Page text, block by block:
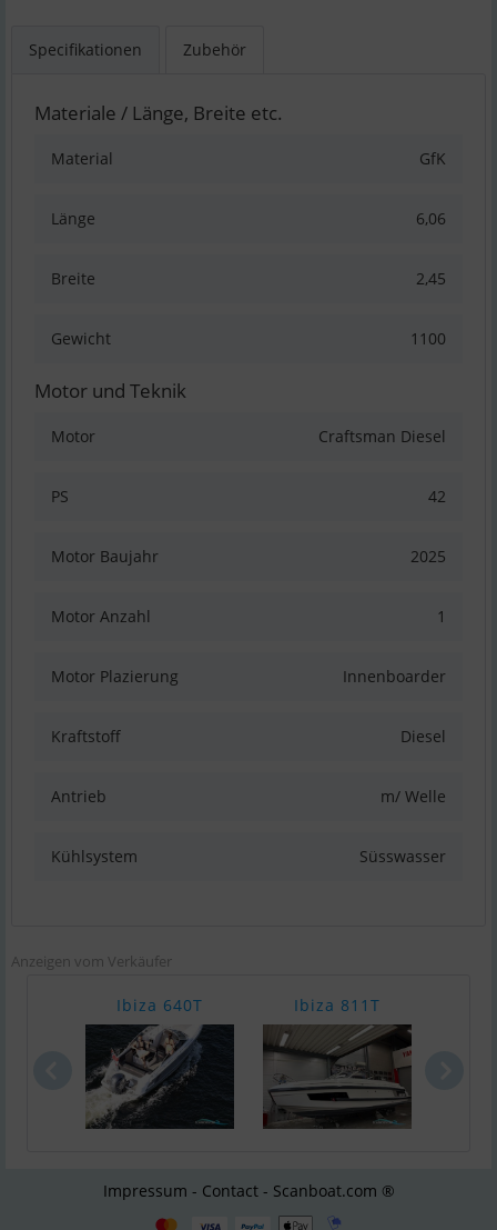
Specifikationen Zubehör
Materiale / Länge, Breite etc.
Material GfK
Länge 6,06
Breite 2,45
Gewicht 1100
Motor und Teknik
Motor Craftsman Diesel
PS 42
Motor Baujahr 2025
Motor Anzahl 1
Motor Plazierung Innenboarder
Kraftstoff Diesel
Antrieb m/ Welle
Kühlsystem Süsswasser
Anzeigen vom Verkäufer
Ibiza 640T Ibiza 811T
Impressum - Contact - Scanboat.com ®